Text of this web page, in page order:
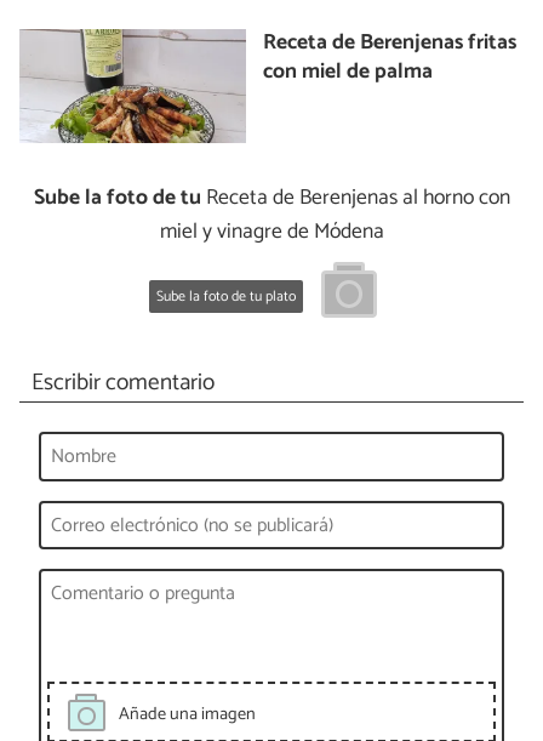
Receta de Berenjenas fritas
con miel de palma
Sube la foto de tu Receta de Berenjenas al horno con
miel y vinagre de Módena
Sube la foto de tu plato
Escribir comentario
Añade una imagen